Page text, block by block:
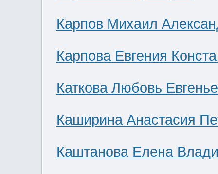
Карпов Михаил
Карпова Евгения
Каткова Любовь
Каширина Анастасия
Каштанова Елена